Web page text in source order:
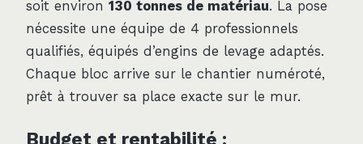
soit environ 130 tonnes de matériau. La pose
nécessite une équipe de 4 professionnels
qualifiés, équipés d’engins de levage adaptés.
Chaque bloc arrive sur le chantier numéroté,
prêt à trouver sa place exacte sur le mur.
Budget et rentabilité :